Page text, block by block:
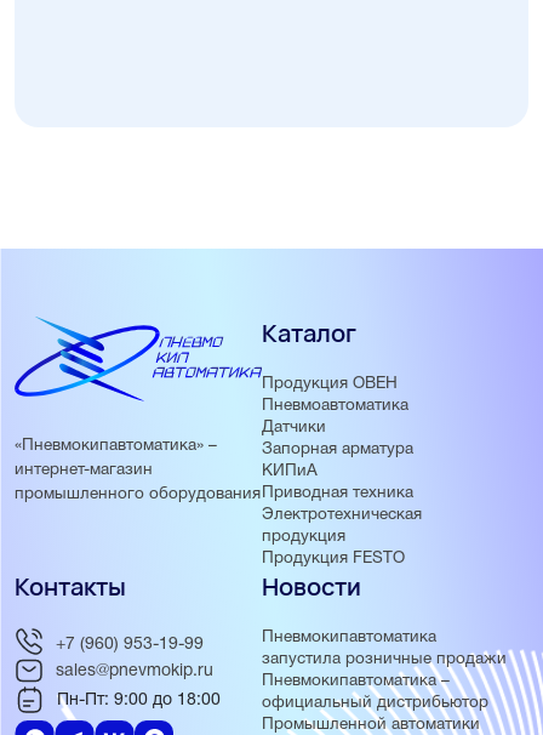
«Пневмокипавтоматика» –
интернет-магазин
промышленного оборудования
Каталог
Продукция ОВЕН
Пневмоавтоматика
Датчики
Запорная арматура
КИПиА
Приводная техника
Электротехническая
продукция
Продукция FESTO
Новости
Пневмокипавтоматика
запустила розничные продажи
Пневмокипавтоматика –
официальный дистрибьютор
Промышленной автоматики
Контакты
+7 (960) 953-19-99
sales@pnevmokip.ru
Пн-Пт: 9:00 до 18:00